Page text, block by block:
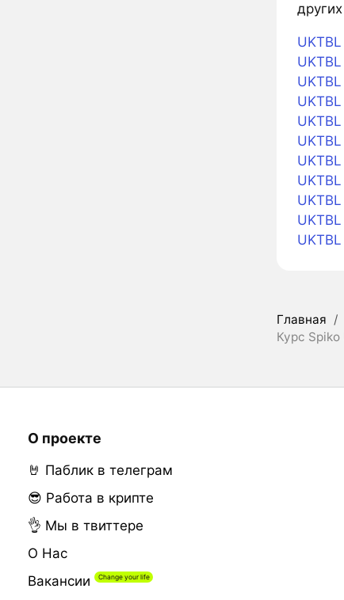
Главная /
Курс
О проекте
🤘 Паблик в телеграм
😎 Работа в крипте
👌 Мы в твиттере
О Нас
Вакансии